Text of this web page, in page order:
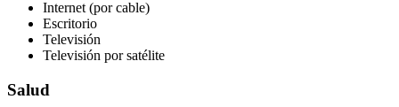
Internet (por cable)
Escritorio
Televisión
Televisión por satélite
Salud